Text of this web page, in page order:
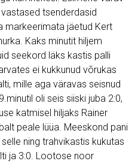
tsenderdasid
markeerimata jäetud Kert
Kaks minutit hiljem
seekord läks kastis palli
ei kukkunud võrukas
mille aga väravas seisnud
oli seis siiski juba 2:0,
katmisel hiljaks Rainer
peale lüüa. Meeskond pani
ning trahvikastis kukutas
ja 3:0. Lootose noor